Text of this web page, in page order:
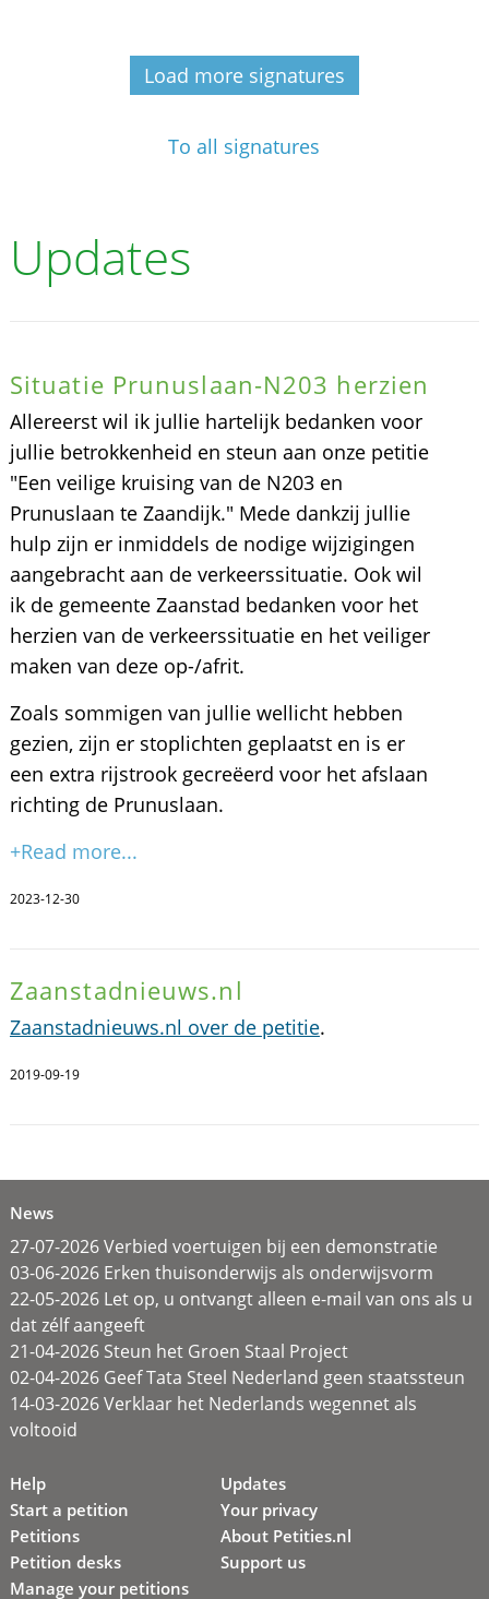
Load more signatures
To all signatures
Updates
Situatie Prunuslaan-N203 herzien
Allereerst wil ik jullie hartelijk bedanken voor
jullie betrokkenheid en steun aan onze petitie
"Een veilige kruising van de N203 en
Prunuslaan te Zaandijk." Mede dankzij jullie
hulp zijn er inmiddels de nodige wijzigingen
aangebracht aan de verkeerssituatie. Ook wil
ik de gemeente Zaanstad bedanken voor het
herzien van de verkeerssituatie en het veiliger
maken van deze op-/afrit.
Zoals sommigen van jullie wellicht hebben
gezien, zijn er stoplichten geplaatst en is er
een extra rijstrook gecreëerd voor het afslaan
richting de Prunuslaan.
+Read more...
2023-12-30
Zaanstadnieuws.nl
Zaanstadnieuws.nl over de petitie.
2019-09-19
News
27-07-2026 Verbied voertuigen bij een demonstratie
03-06-2026 Erken thuisonderwijs als onderwijsvorm
22-05-2026 Let op, u ontvangt alleen e-mail van ons als u
dat zélf aangeeft
21-04-2026 Steun het Groen Staal Project
02-04-2026 Geef Tata Steel Nederland geen staatssteun
14-03-2026 Verklaar het Nederlands wegennet als
voltooid
Help
Start a petition
Petitions
Petition desks
Manage your petitions
Updates
Your privacy
About Petities.nl
Support us